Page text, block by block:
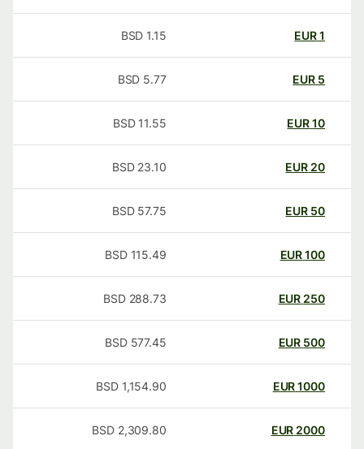
EUR
1.15
BSD
EUR
5.77
BSD
EUR
11.55
BSD
20
EUR
23.10
BSD
50
EUR
57.75
BSD
100
EUR
115.49
BSD
250
EUR
288.73
BSD
500
EUR
577.45
BSD
1000
EUR
1,154.90
BSD
2000
EUR
2,309.80
BSD